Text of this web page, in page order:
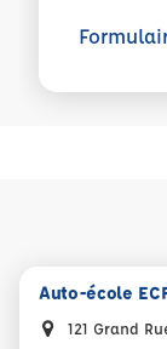
Auto-école
121 Grand